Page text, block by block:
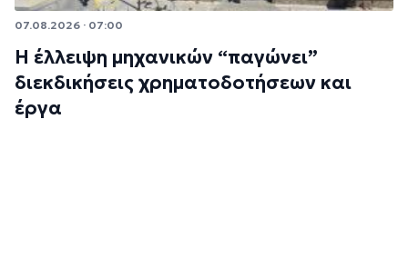
07.08.2026 · 07:00
Η έλλειψη μηχανικών “παγώνει”
διεκδικήσεις χρηματοδοτήσεων και
έργα